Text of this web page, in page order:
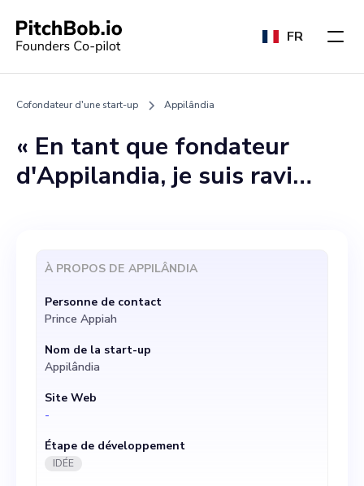
FR
Cofondateur d'une start-up Appilândia
« En tant que fondateur
d'Appilandia, je suis ravi
participer à cette aventure
innovante et révolutionnaire.
Nous nous sommes lancés
dans une mission audacieuse
visant à remodeler le
paysage de l'enseignement
technologique, en particulier
au Ghana, mais à terme, à
À PROPOS DE APPILÂNDIA
Personne de contact
Prince Appiah
Nom de la start-up
Appilândia
Site Web
-
Étape de développement
IDÉE